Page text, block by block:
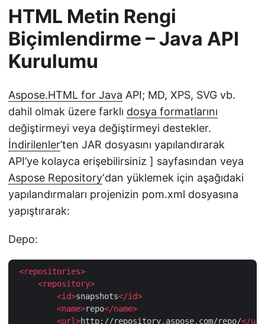
HTML Metin Rengi
Biçimlendirme – Java API
Kurulumu
Aspose.HTML for Java API; MD, XPS, SVG vb.
dahil olmak üzere farklı dosya formatlarını
değiştirmeyi veya değiştirmeyi destekler.
İndirilenler’ten JAR dosyasını yapılandırarak
API’ye kolayca erişebilirsiniz ] sayfasından veya
Aspose Repository‘dan yüklemek için aşağıdaki
yapılandırmaları projenizin pom.xml dosyasına
yapıştırarak:
Depo:
<repositories>
<repository>
<id>snapshots</id>
<name>repo</name>
<url>http://repository.aspose.com/repo/</url